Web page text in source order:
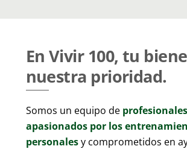
En Vivir 100, tu
nuestra prioridad.
Somos un equipo de profesionales
apasionados por los
personalesy comprometidos en